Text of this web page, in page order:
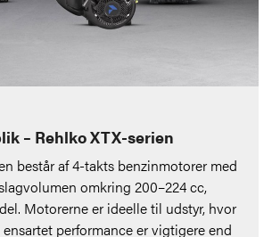
– Rehlko XTX-serien
består af 4-takts benzinmotorer med
omkring 200–224 cc,
Motorerne er ideelle til udstyr, hvor
performance er vigtigere end